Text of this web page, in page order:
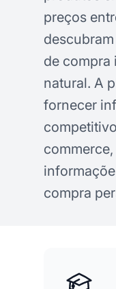
preços
de compra
natural. A
fornecer
compra